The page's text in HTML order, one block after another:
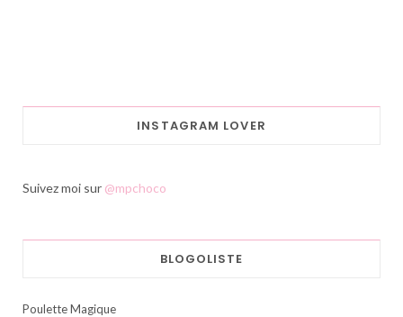
INSTAGRAM LOVER
Suivez moi sur @mpchoco
BLOGOLISTE
Poulette Magique